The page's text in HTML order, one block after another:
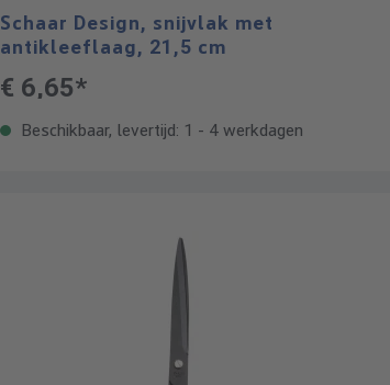
Schaar Design, snijvlak met
antikleeflaag, 21,5 cm
€ 6,65*
Beschikbaar, levertijd: 1 - 4 werkdagen